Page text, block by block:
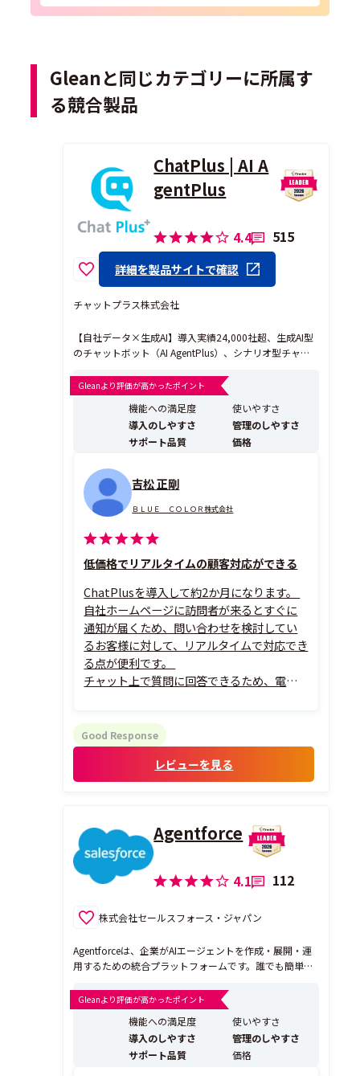
Gleanと同じカテゴリーに所属す
る競合製品
ChatPlus | AI A
gentPlus
4.4 515
詳細を製品サイトで確認
チャットプラス株式会社
【自社データ×生成AI】導入実績24,000社超、生成AI型
のチャットボット（AI AgentPlus）、シナリオ型チャッ
能なチャットシステムです。ホームページやアプリ、社
内ポータルサイト、TeamsやLINEなどに簡単に埋め込む
ことができ、カスタマーサポート、社...
Gleanより評価が高かったポイント
機能への満足度
使いやすさ
導入のしやすさ
管理のしやすさ
サポート品質
価格
吉松 正剛
ＢＬＵＥ ＣＯＬＯＲ株式会社
低価格でリアルタイムの顧客対応ができる
ChatPlusを導入して約2か月になります。
自社ホームページに訪問者が来るとすぐに
通知が届くため、問い合わせを検討してい
るお客様に対して、リアルタイムで対応でき
る点が便利です。
チャット上で質問に回答できるため、電話
した。
管理画面も比較的分かりやすく、導入後す
ぐに運用を始めることができました。ホー
ムペー...
Good Response
レビューを見る
Agentforce
4.1 112
株式会社セールスフォース・ジャパン
Agentforceは、企業がAIエージェントを作成・展開・運
用するための統合プラットフォームです。誰でも簡単に
活用できます。すでに国内外1万社以上のお客様にご利
用いただいています。 ・ノーコードで誰でも簡単にAIエ
ージェントを作れる ・ウェブ、メール、LI...
Gleanより評価が高かったポイント
機能への満足度
使いやすさ
導入のしやすさ
管理のしやすさ
サポート品質
価格